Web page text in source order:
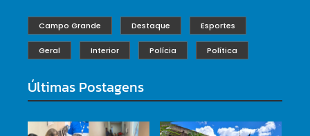
Campo Grande Destaque Esportes
Geral Interior Polícia Política
Últimas Postagens